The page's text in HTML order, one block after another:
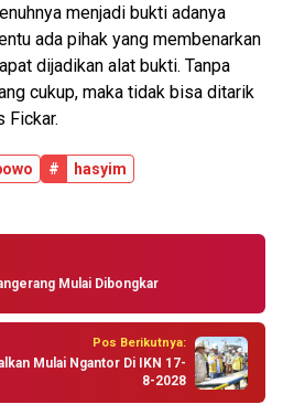
menjadi bukti adanya
ada pihak yang membenarkan
dijadikan alat bukti. Tanpa
cukup, maka tidak bisa ditarik
Fickar.
#
hasyim
Mulai Dibongkar
Pos Berikutnya:
Mulai Ngantor Di IKN 17-
8-2028